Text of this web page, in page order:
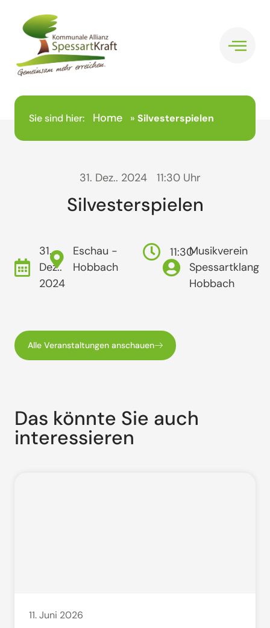
Sie sind hier: Home » Silvesterspielen
31. Dez.. 2024 11:30 Uhr
Silvesterspielen
31.
Dez..
2024
Eschau -
Hobbach
11:30Musikverein
Spessartklang
Hobbach
Alle Veranstaltungen anschauen
Das könnte Sie auch
interessieren
11. Juni 2026